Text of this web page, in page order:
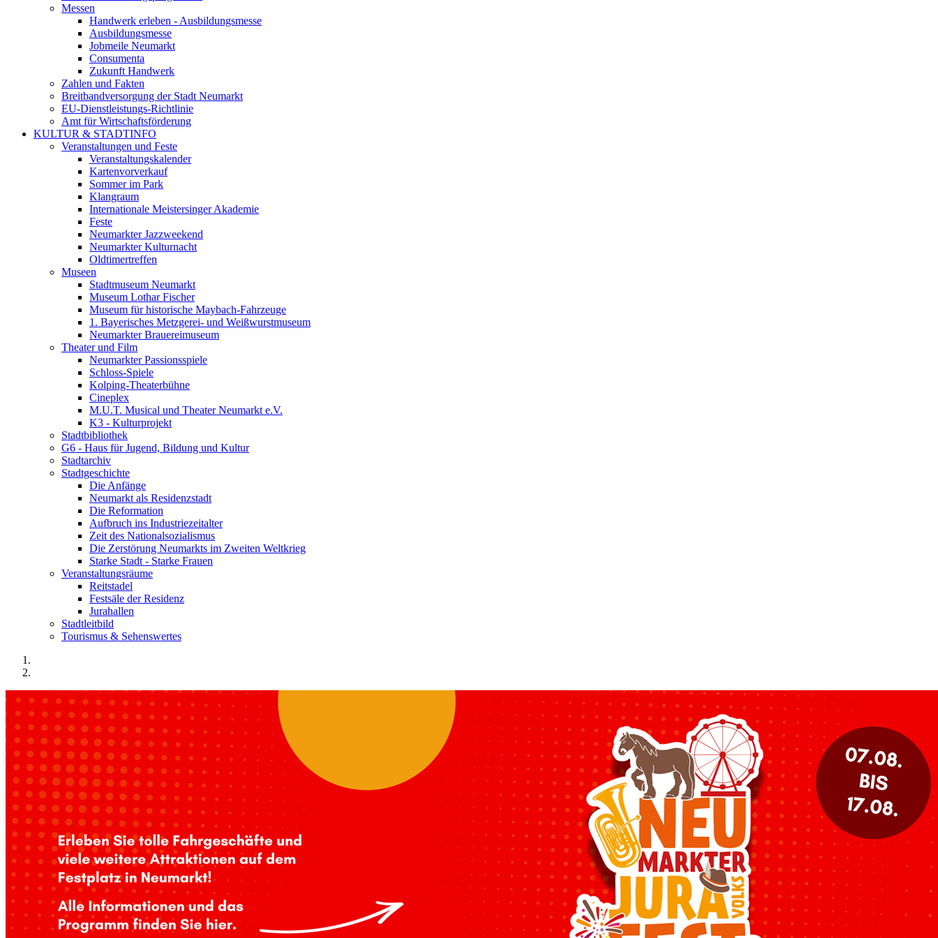
Messen
Handwerk erleben - Ausbildungsmesse
Ausbildungsmesse
Jobmeile Neumarkt
Consumenta
Zukunft Handwerk
Zahlen und Fakten
Breitbandversorgung der Stadt Neumarkt
EU-Dienstleistungs-Richtlinie
Amt für Wirtschaftsförderung
KULTUR & STADTINFO
Veranstaltungen und Feste
Veranstaltungskalender
Kartenvorverkauf
Sommer im Park
Klangraum
Internationale Meistersinger Akademie
Feste
Neumarkter Jazzweekend
Neumarkter Kulturnacht
Oldtimertreffen
Museen
Stadtmuseum Neumarkt
Museum Lothar Fischer
Museum für historische Maybach-Fahrzeuge
1. Bayerisches Metzgerei- und Weißwurstmuseum
Neumarkter Brauereimuseum
Theater und Film
Neumarkter Passionsspiele
Schloss-Spiele
Kolping-Theaterbühne
Cineplex
M.U.T. Musical und Theater Neumarkt e.V.
K3 - Kulturprojekt
Stadtbibliothek
G6 - Haus für Jugend, Bildung und Kultur
Stadtarchiv
Stadtgeschichte
Die Anfänge
Neumarkt als Residenzstadt
Die Reformation
Aufbruch ins Industriezeitalter
Zeit des Nationalsozialismus
Die Zerstörung Neumarkts im Zweiten Weltkrieg
Starke Stadt - Starke Frauen
Veranstaltungsräume
Reitstadel
Festsäle der Residenz
Jurahallen
Stadtleitbild
Tourismus & Sehenswertes